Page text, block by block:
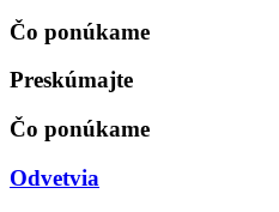
Čo ponúkame
Preskúmajte
Čo ponúkame
Odvetvia